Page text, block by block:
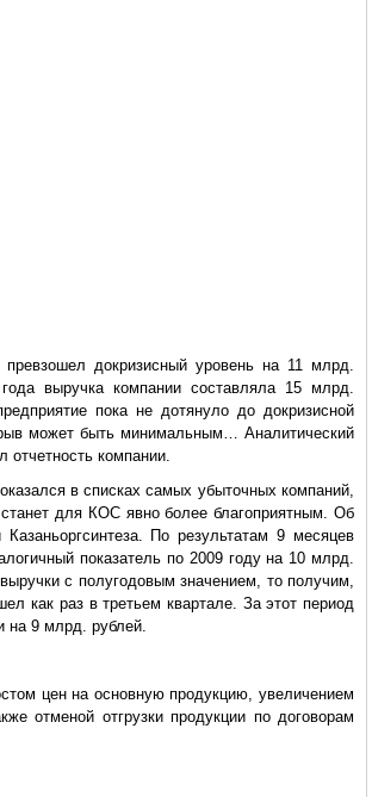
докризисный уровень на 11 млрд.
выручка компании составляла 15 млрд.
пока не дотянуло до докризисной
может быть минимальным… Аналитический
компании.
в списках самых убыточныхкомпаний,
для КОС явно более благоприятным. Об
По результатам 9 месяцев
показатель по 2009 году на 10 млрд.
с полугодовым значением, то получим,
как раз в третьем квартале. За этот период
на 9 млрд. рублей.
цен на основную продукцию, увеличением
отменой отгрузки продукции по договорам